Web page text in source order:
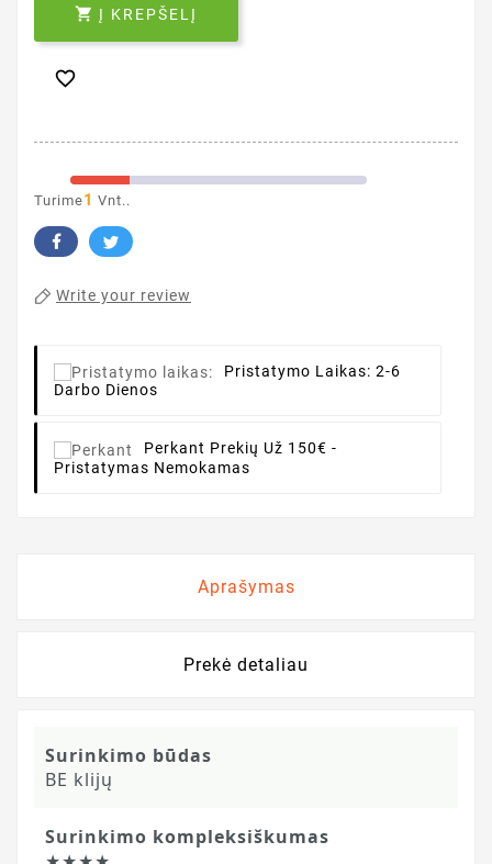
 Į KREPŠELĮ

Turime1 Vnt..
Write your review
Pristatymo Laikas: 2-6
Darbo Dienos
Perkant Prekių Už 150€ -
Pristatymas Nemokamas
Aprašymas
Prekė detaliau
Surinkimo būdas
BE klijų
Surinkimo kompleksiškumas